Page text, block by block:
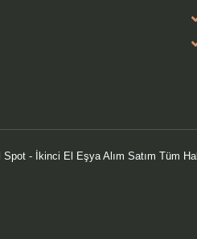
- İkinci El Eşya Alım Satım Tüm